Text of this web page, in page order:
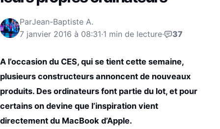
ParJean-Baptiste A.
7 janvier 2016 à 08:31·1 min de lecture· 37
A l’occasion du CES, qui se tient cette semaine,
plusieurs constructeurs annoncent de nouveaux
produits. Des ordinateurs font partie du lot, et pour
certains on devine que l’inspiration vient
directement du MacBook d’Apple.